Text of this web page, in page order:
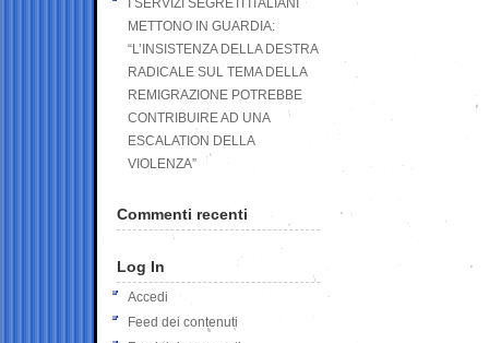
I SERVIZI SEGRETI ITALIANI
METTONO IN GUARDIA:
“L’INSISTENZA DELLA DESTRA
RADICALE SUL TEMA DELLA
REMIGRAZIONE POTREBBE
CONTRIBUIRE AD UNA
ESCALATION DELLA
VIOLENZA”
Commenti recenti
Log In
Accedi
Feed dei contenuti